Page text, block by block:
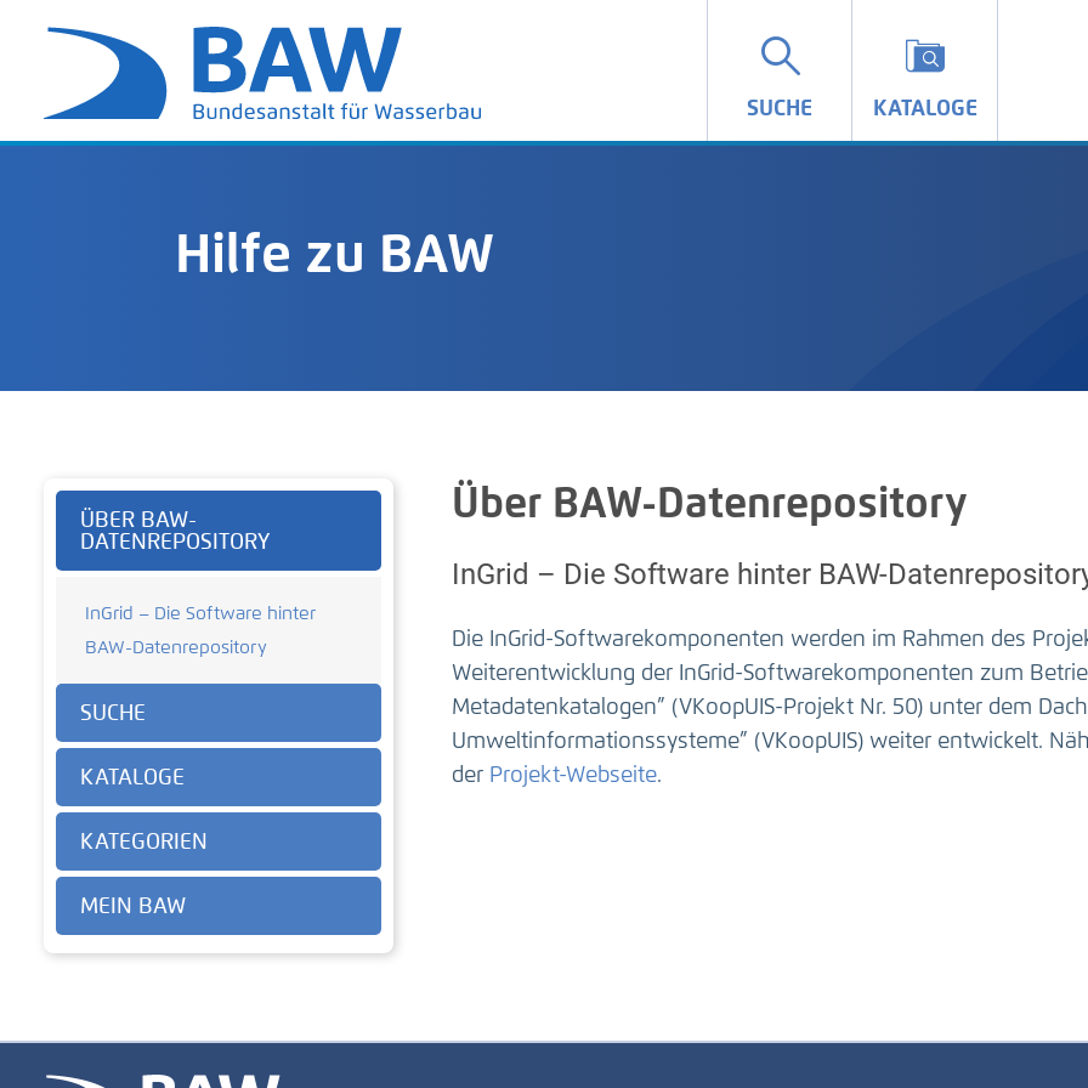
SUCHE KATALOGE
Hilfe zu BAW
ÜBER BAW-
DATENREPOSITORY
InGrid – Die Software hinter
BAW-Datenrepository
SUCHE
KATALOGE
KATEGORIEN
MEIN BAW
Über BAW-Datenrepository
InGrid – Die Software hinter BAW-
Die InGrid-Softwarekomponenten werden im Rahmen des
Weiterentwicklung der InGrid-Softwarekomponenten zum
Metadatenkatalogen” (VKoopUIS-Projekt Nr. 50) unter dem
Umweltinformationssysteme” (VKoopUIS) weiter entwickelt.
der Projekt-Webseite.